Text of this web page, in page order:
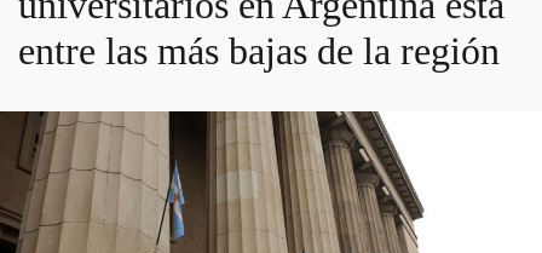
entre las más bajas de la región